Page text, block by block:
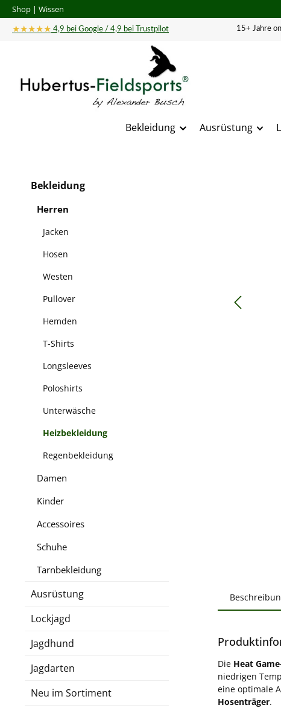
Hauptinhalt springen
Zur Suche springen
Zur Hauptnavigation springen
Shop | Wissen
★★★★★ 4,9 bei Google / 4,9 bei Trustpilot 15+ Jahre
Bekleidung Ausrüstung
Bekleidung
Herren
Jacken
Hosen
Westen
Pullover
Hemden
T-Shirts
Longsleeves
Poloshirts
Unterwäsche
Heizbekleidung
Regenbekleidung
Damen
Kinder
Accessoires
Schuhe
Tarnbekleidung
Ausrüstung
Lockjagd
Jagdhund
Jagdarten
Neu im Sortiment
Die Heat
niedrigen
eine optimale
Hosenträger.